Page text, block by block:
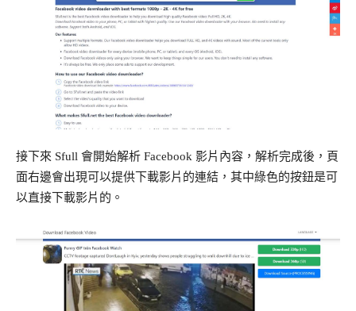
接下來 Sfull 會開始解析 Facebook 影片內容，解析完成後，頁
面右邊會出現可以提供下載影片的連結，其中綠色的按鈕是可
以直接下載影片的。